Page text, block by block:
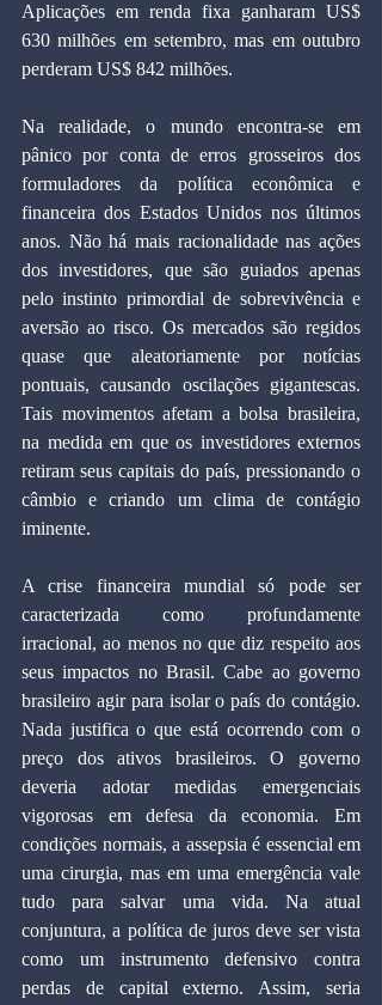
Aplicações em renda fixa ganharam US$
630 milhões em setembro, mas em outubro
perderam US$ 842 milhões.
Na realidade, o mundo encontra-se em
pânico por conta de erros grosseiros dos
formuladores da política econômica e
financeira dos Estados Unidos nos últimos
anos. Não há mais racionalidade nas ações
dos investidores, que são guiados apenas
pelo instinto primordial de sobrevivência e
aversão ao risco. Os mercados são regidos
quase que aleatoriamente por notícias
pontuais, causando oscilações gigantescas.
Tais movimentos afetam a bolsa brasileira,
na medida em que os investidores externos
retiram seus capitais do país, pressionando o
câmbio e criando um clima de contágio
iminente.
A crise financeira mundial só pode ser
caracterizada como profundamente
irracional, ao menos no que diz respeito aos
seus impactos no Brasil. Cabe ao governo
brasileiro agir para isolar o país do contágio.
Nada justifica o que está ocorrendo com o
preço dos ativos brasileiros. O governo
deveria adotar medidas emergenciais
vigorosas em defesa da economia. Em
condições normais, a assepsia é essencial em
uma cirurgia, mas em uma emergência vale
tudo para salvar uma vida. Na atual
conjuntura, a política de juros deve ser vista
como um instrumento defensivo contra
perdas de capital externo. Assim, seria